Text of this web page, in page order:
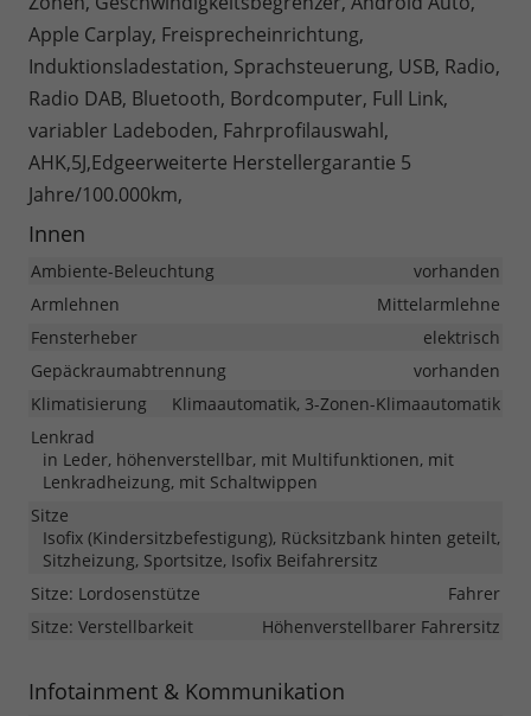
Apple Carplay, Freisprecheinrichtung,
Induktionsladestation, Sprachsteuerung, USB, Radio,
Radio DAB, Bluetooth, Bordcomputer, Full Link,
variabler Ladeboden, Fahrprofilauswahl,
AHK,5J,Edgeerweiterte Herstellergarantie 5
Jahre/100.000km,
Innen
Ambiente-Beleuchtung
vorhanden
Armlehnen
Mittelarmlehne
Fensterheber
elektrisch
Gepäckraumabtrennung
vorhanden
Klimatisierung
Klimaautomatik, 3-Zonen-Klimaautomatik
Lenkrad
in Leder, höhenverstellbar, mit Multifunktionen, mit
Lenkradheizung, mit Schaltwippen
Sitze
Isofix (Kindersitzbefestigung), Rücksitzbank hinten geteilt,
Sitzheizung, Sportsitze, Isofix Beifahrersitz
Sitze: Lordosenstütze
Fahrer
Sitze: Verstellbarkeit
Höhenverstellbarer Fahrersitz
Infotainment & Kommunikation